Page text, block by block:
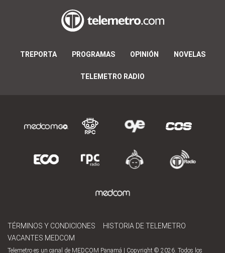
TREPORTA PROGRAMAS OPINIÓN NOVELAS
TELEMETRO RADIO
TÉRMINOS Y CONDICIONES
HISTORIA DE TELEMETRO
VACANTES MEDCOM
Telemetro es un canal de MEDCOM Panamá | Copyright © 2026. Todos los